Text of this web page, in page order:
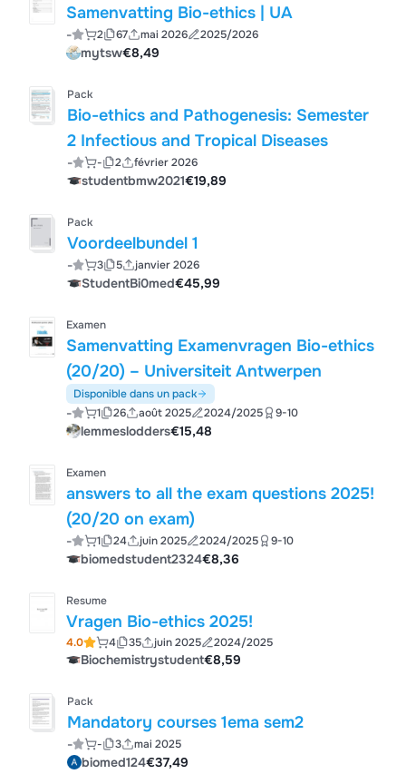
Samenvatting Bio-ethics | UA
- 2 67 mai 2026 2025/2026
mytsw€8,49
Pack
Bio-ethics and Pathogenesis: Semester
2 Infectious and Tropical Diseases
- - 2 février 2026
studentbmw2021€19,89
Pack
Voordeelbundel 1
- 3 5 janvier 2026
StudentBi0med€45,99
Examen
Samenvatting Examenvragen Bio-ethics
(20/20) – Universiteit Antwerpen
Disponible dans un pack
- 1 26 août 2025 2024/2025 9-10
lemmeslodders€15,48
Examen
answers to all the exam questions 2025!
(20/20 on exam)
- 1 24 juin 2025 2024/2025 9-10
biomedstudent2324€8,36
Resume
Vragen Bio-ethics 2025!
4.0 4 35 juin 2025 2024/2025
Biochemistrystudent€8,59
Pack
Mandatory courses 1ema sem2
- - 3 mai 2025
biomed124€37,49